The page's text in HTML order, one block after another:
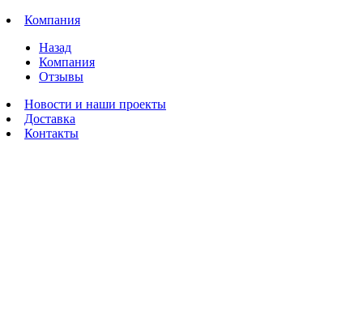
Компания
Назад
Компания
Отзывы
Новости и наши проекты
Доставка
Контакты